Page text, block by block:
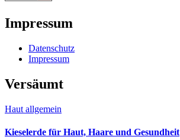
Impressum
Datenschutz
Impressum
Versäumt
Haut allgemein
Kieselerde für Haut, Haare und Gesundheit